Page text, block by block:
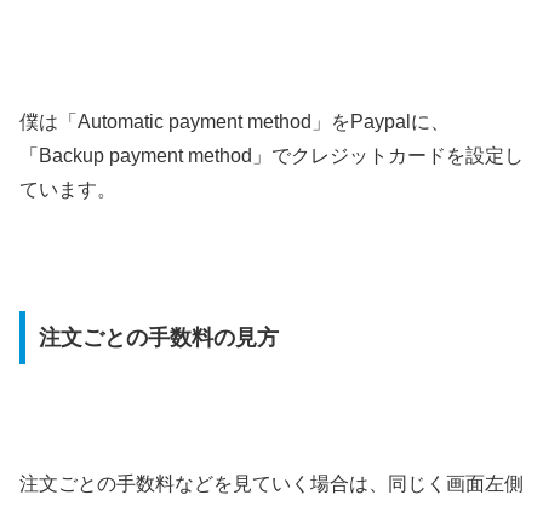
僕は 「Automatic payment method」をPaypalに、
「Backup payment method」でクレジットカードを設定し
ています。
注文ごとの手数料の見方
注文ごとの手数料などを見ていく場合は、同じく画面左側